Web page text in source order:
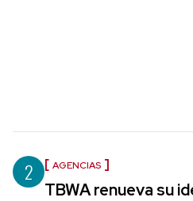
2 AGENCIAS
TBWA renueva su